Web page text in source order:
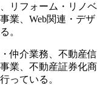
リフォーム・リノベ
業、Web関連・デザ
。
仲介業務、不動産信
業、不動産証券化商
っている。